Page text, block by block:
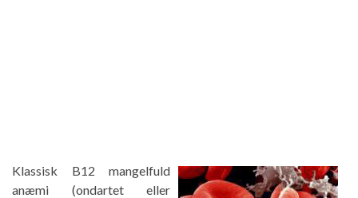
Klassisk B12 mangelfuld
anæmi (ondartet eller